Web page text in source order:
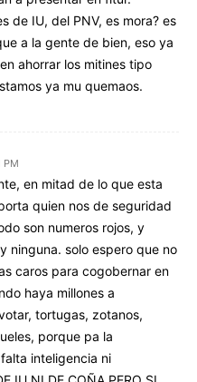
de IU, del PNV, es mora? es
a la gente de bien, eso ya
ahorrar los mitines tipo
ya mu quemaos.
PM
en mitad de lo que esta
quien nos de seguridad
son numeros rojos, y
ninguna. solo espero que no
caros para cogobernar en
haya millones a
tortugas, zotanos,
porque pa la
inteligencia ni